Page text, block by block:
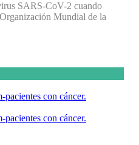
SARS-CoV-2 cuando
Mundial de la